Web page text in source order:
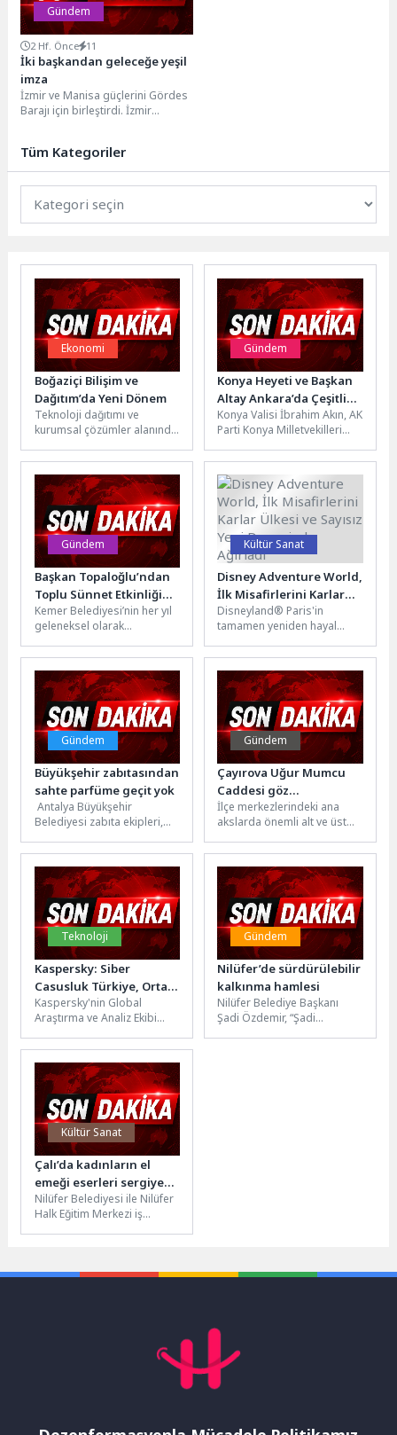
Gündem
2 Hf. Önce 11
İki başkandan geleceğe yeşil
imza
İzmir ve Manisa güçlerini Gördes
Barajı için birleştirdi. İzmir
Tüm Kategoriler
Ekonomi
Boğaziçi Bilişim ve
Dağıtım’da Yeni Dönem
Teknoloji dağıtımı ve
kurumsal çözümler alanında
Bilişim ve Dağıtım A.Ş.,
organizasyonel yapısında...
Gündem
Konya Heyeti ve Başkan
Altay Ankara’da Çeşitli
Ziyaretler Gerçekleştirdi
Konya Valisi İbrahim Akın, AK
Parti Konya Milletvekilleri
Mustafa Hakan Özer...
Gündem
Başkan Topaloğlu’ndan
Toplu Sünnet Etkinliğine
Ziyaret
Kemer Belediyesi’nin her yıl
geleneksel olarak
etkinliği kapsamında
çocukların sünnet işlemleri
Antalya...
Kültür Sanat
Disney Adventure World,
İlk Misafirlerini Karlar
Ülkesi ve Sayısız Yeni
Deneyimle Ağırladı
Disneyland® Paris'in
tamamen yeniden hayal
parkı Disney Adventure
World, World of Frozen...
Gündem
Büyükşehir zabıtasından
sahte parfüme geçit yok
Antalya Büyükşehir
Belediyesi zabıta ekipleri,
sahte parfümlere yönelik
denetimlerini yoğun bir...
Gündem
Çayırova Uğur Mumcu
Caddesi göz
kamaştıracak
İlçe merkezlerindeki ana
akslarda önemli alt ve üst
gerçekleştiren Kocaeli
Büyükşehir Belediyesi,
şimdi...
Teknoloji
Kaspersky: Siber
Casusluk Türkiye, Orta
Doğu ve Afrika
Bölgelerinde Büyüyen
Bir Tehdit
Kaspersky'nin Global
Araştırma ve Analiz Ekibi
Security Weekend – META
etkinliğinde Orta...
Gündem
Nilüfer’de sürdürülebilir
kalkınma hamlesi
Nilüfer Belediye Başkanı
Şadi Özdemir, “Şadi
Kültür Sanat
Çalı’da kadınların el
emeği eserleri sergiye
çıktı
Nilüfer Belediyesi ile Nilüfer
Halk Eğitim Merkezi iş
dönem...